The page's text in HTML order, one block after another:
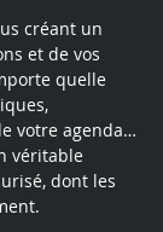
créant un
et de vos
quelle
votre agenda…
véritable
dont les